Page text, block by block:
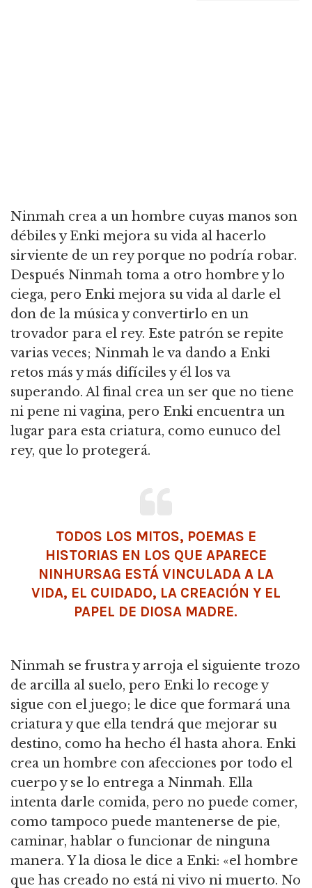
Ninmah crea a un hombre cuyas manos son
débiles y Enki mejora su vida al hacerlo
sirviente de un rey porque no podría robar.
Después Ninmah toma a otro hombre y lo
ciega, pero Enki mejora su vida al darle el
don de la música y convertirlo en un
trovador para el rey. Este patrón se repite
varias veces; Ninmah le va dando a Enki
retos más y más difíciles y él los va
superando. Al final crea un ser que no tiene
ni pene ni vagina, pero Enki encuentra un
lugar para esta criatura, como eunuco del
rey, que lo protegerá.
TODOS LOS MITOS, POEMAS E
HISTORIAS EN LOS QUE APARECE
NINHURSAG ESTÁ VINCULADA A LA
VIDA, EL CUIDADO, LA CREACIÓN Y EL
PAPEL DE DIOSA MADRE.
Ninmah se frustra y arroja el siguiente trozo
de arcilla al suelo, pero Enki lo recoge y
sigue con el juego; le dice que formará una
criatura y que ella tendrá que mejorar su
destino, como ha hecho él hasta ahora. Enki
crea un hombre con afecciones por todo el
cuerpo y se lo entrega a Ninmah. Ella
intenta darle comida, pero no puede comer,
como tampoco puede mantenerse de pie,
caminar, hablar o funcionar de ninguna
manera. Y la diosa le dice a Enki: «el hombre
que has creado no está ni vivo ni muerto. No